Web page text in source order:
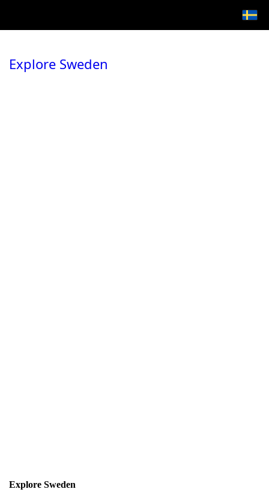
Explore Sweden
Explore Sweden